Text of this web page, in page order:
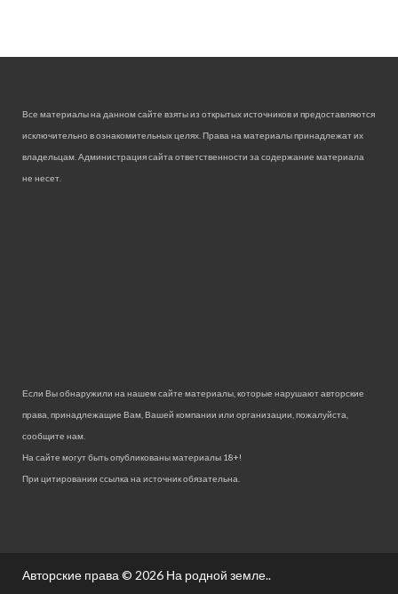
Все материалы на данном сайте взяты из открытых источников и предоставляются
исключительно в ознакомительных целях. Права на материалы принадлежат их
владельцам. Администрация сайта ответственности за содержание материала
не несет.
Если Вы обнаружили на нашем сайте материалы, которые нарушают авторские
права, принадлежащие Вам, Вашей компании или организации, пожалуйста,
сообщите нам.
На сайте могут быть опубликованы материалы 18+!
При цитировании ссылка на источник обязательна.
Авторские права © 2026 На родной земле..